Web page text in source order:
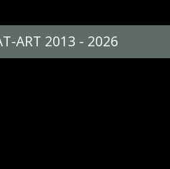
ART 2013 - 2026